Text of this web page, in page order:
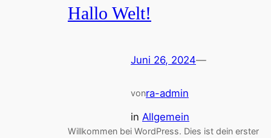
Hallo Welt!
Juni 26, 2024—
vonra-admin
in Allgemein
Willkommen bei WordPress. Dies ist dein erster